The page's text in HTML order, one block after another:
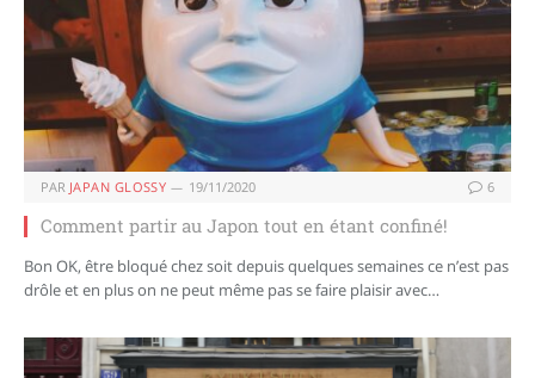
PAR JAPAN GLOSSY 19/11/2020 6
Comment partir au Japon tout en étant confiné!
Bon OK, être bloqué chez soit depuis quelques semaines ce n’est pas
drôle et en plus on ne peut même pas se faire plaisir avec…